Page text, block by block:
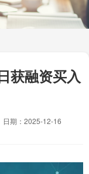
获融资买入
日期：2025-12-16